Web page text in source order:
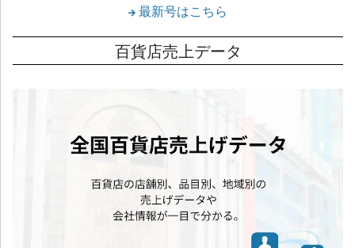
最新号はこちら
百貨店売上データ